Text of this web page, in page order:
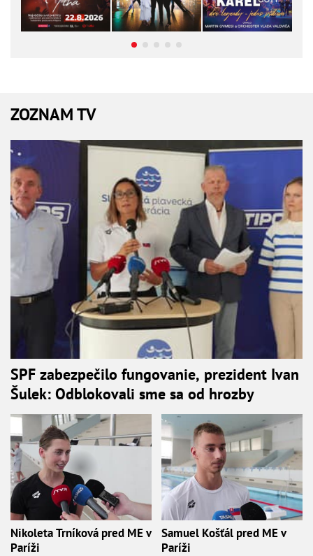
ZOZNAM TV
SPF zabezpečilo fungovanie, prezident Ivan
Šulek: Odblokovali sme sa od hrozby
Nikoleta Trníková pred ME v
Paríži
Samuel Košťál pred ME v
Paríži